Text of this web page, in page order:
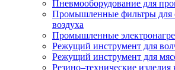
Пневмооборудование для
Промышленные фильтры для
воздуха
Промышленные
Режущий инструмент для
Режущий инструмент для
Резино–технические